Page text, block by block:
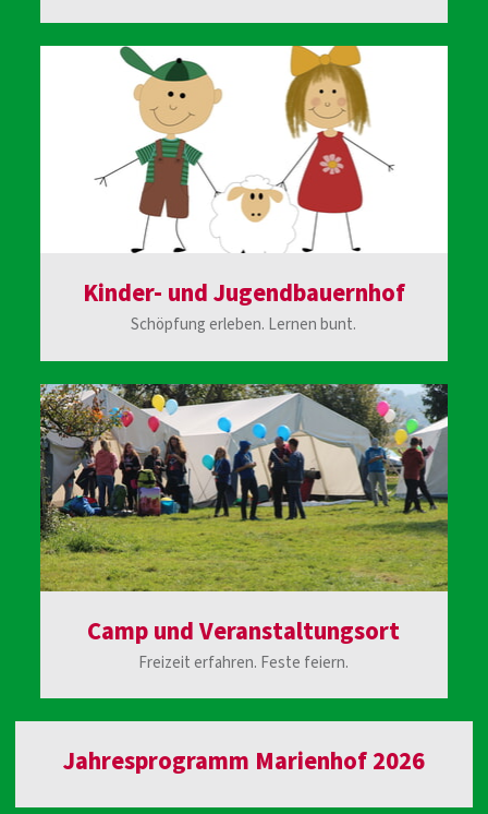
Kinder- und Jugendbauernhof
Schöpfung erleben. Lernen bunt.
Camp und Veranstaltungsort
Freizeit erfahren. Feste feiern.
Jahresprogramm Marienhof 2026